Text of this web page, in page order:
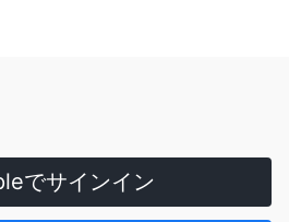
でサインイン